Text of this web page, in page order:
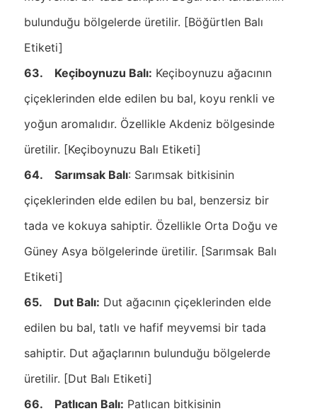
bulunduğu bölgelerde üretilir. [Böğürtlen Balı
Etiketi]
63. Keçiboynuzu Balı: Keçiboynuzu ağacının
çiçeklerinden elde edilen bu bal, koyu renkli ve
yoğun aromalıdır. Özellikle Akdeniz bölgesinde
üretilir. [Keçiboynuzu Balı Etiketi]
64. Sarımsak Balı: Sarımsak bitkisinin
çiçeklerinden elde edilen bu bal, benzersiz bir
tada ve kokuya sahiptir. Özellikle Orta Doğu ve
Güney Asya bölgelerinde üretilir. [Sarımsak Balı
Etiketi]
65. Dut Balı: Dut ağacının çiçeklerinden elde
edilen bu bal, tatlı ve hafif meyvemsi bir tada
sahiptir. Dut ağaçlarının bulunduğu bölgelerde
üretilir. [Dut Balı Etiketi]
66. Patlıcan Balı: Patlıcan bitkisinin